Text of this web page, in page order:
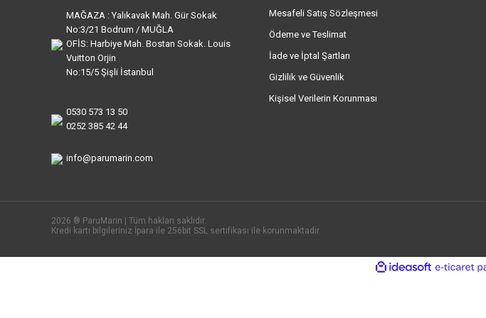
MAĞAZA : Yalıkavak Mah. Gür Sokak
No:3/21 Bodrum / MUĞLA
OFİS: Harbiye Mah. Bostan Sokak. Louis
Vuitton Orjin
No:15/5 Şişli İstanbul
0530 573 13 50
0252 385 42 44
info@parumarin.com
Mesafeli Satış Sözleşmesi
Ödeme ve Teslimat
İade ve İptal Şartları
Gizlilik ve Güvenlik
Kişisel Verilerin Korunması
2026 ® ParuMarin | Tüm hakları saklıdır.
Kredi kartı bilgileriniz İpara ile 256bit SSL sertifikası ile korunmaktadır.
ideasoft